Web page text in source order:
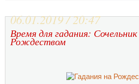
06.01.2019 / 20:47
Время для гадания:
Рождеством